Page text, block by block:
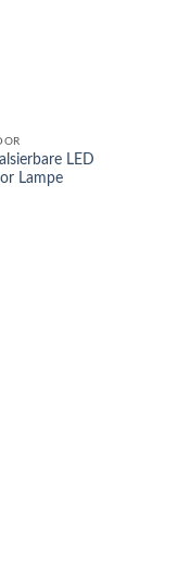
LED
Lampe